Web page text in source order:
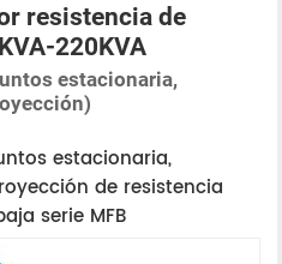
resistencia de
220KVA
estacionaria,
estacionaria,
de resistencia
serie MFB